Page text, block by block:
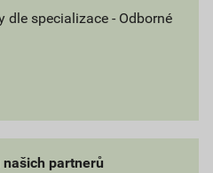
dle specializace - Odborné
partnerů